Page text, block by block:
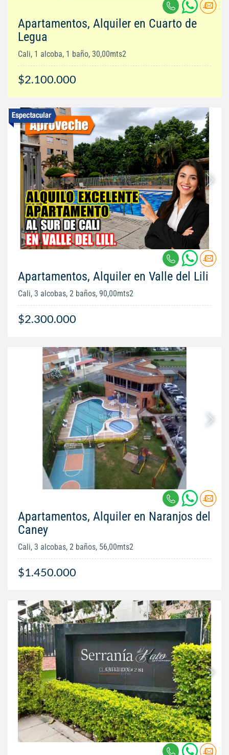
Apartamentos, Alquiler en Cuarto de
Legua
Cali, 1 alcoba, 1 baño, 30,00mts2
$2.100.000
Apartamentos, Alquiler en Valle del Lili
Cali, 3 alcobas, 2 baños, 90,00mts2
$2.300.000
Apartamentos, Alquiler en Naranjos del
Caney
Cali, 3 alcobas, 2 baños, 56,00mts2
$1.450.000